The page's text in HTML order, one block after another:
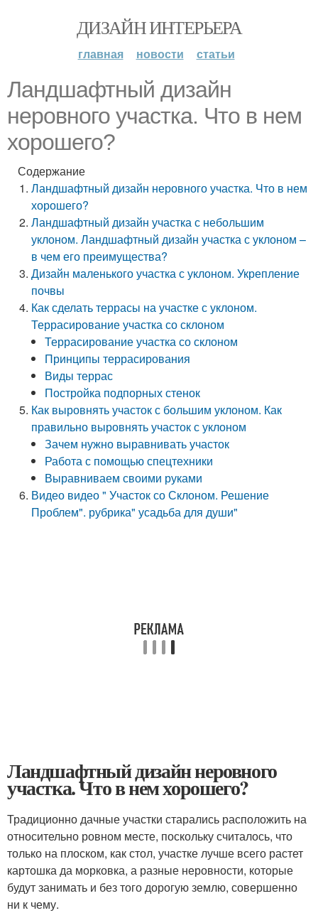
ДИЗАЙН ИНТЕРЬЕРА
главная новости статьи
Ландшафтный дизайн
неровного участка. Что в нем
хорошего?
Содержание
Ландшафтный дизайн неровного участка. Что в нем
хорошего?
Ландшафтный дизайн участка с небольшим
уклоном. Ландшафтный дизайн участка с уклоном –
в чем его преимущества?
Дизайн маленького участка с уклоном. Укрепление
почвы
Как сделать террасы на участке с уклоном.
Террасирование участка со склоном
Террасирование участка со склоном
Принципы террасирования
Виды террас
Постройка подпорных стенок
Как выровнять участок с большим уклоном. Как
правильно выровнять участок с уклоном
Зачем нужно выравнивать участок
Работа с помощью спецтехники
Выравниваем своими руками
Видео видео " Участок со Склоном. Решение
Проблем". рубрика" усадьба для души"
Ландшафтный дизайн неровного
участка. Что в нем хорошего?
Традиционно дачные участки старались расположить на
относительно ровном месте, поскольку считалось, что
только на плоском, как стол, участке лучше всего растет
картошка да морковка, а разные неровности, которые
будут занимать и без того дорогую землю, совершенно
ни к чему.